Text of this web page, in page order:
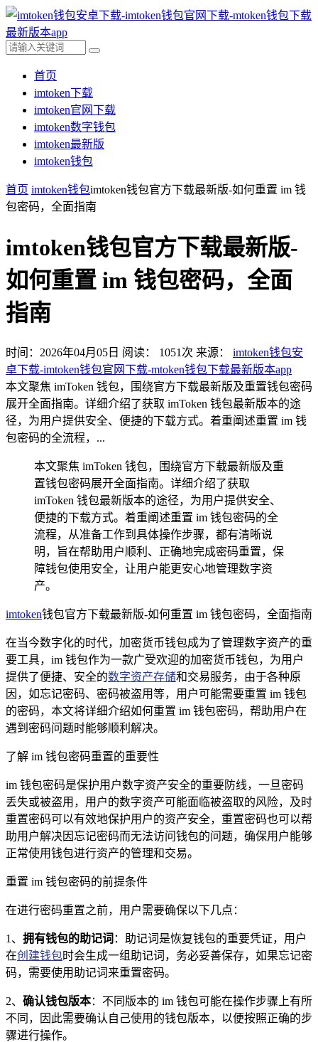
首页
imtoken下载
imtoken官网下载
imtoken数字钱包
imtoken最新版
imtoken钱包
首页 imtoken钱包imtoken钱包官方下载最新版-如何重置 im 钱
包密码，全面指南
imtoken钱包官方下载最新版-
如何重置 im 钱包密码，全面
指南
时间：2026年04月05日 阅读： 1051 次 来源： imtoken钱包安
卓下载-imtoken钱包官网下载-mtoken钱包下载最新版本app
本文聚焦 imToken 钱包，围绕官方下载最新版及重置钱包密码
展开全面指南。详细介绍了获取 imToken 钱包最新版本的途
径，为用户提供安全、便捷的下载方式。着重阐述重置 im 钱
包密码的全流程，...
本文聚焦 imToken 钱包，围绕官方下载最新版及重
置钱包密码展开全面指南。详细介绍了获取
imToken 钱包最新版本的途径，为用户提供安全、
便捷的下载方式。着重阐述重置 im 钱包密码的全
流程，从准备工作到具体操作步骤，都有清晰说
明，旨在帮助用户顺利、正确地完成密码重置，保
障钱包使用安全，让用户能更安心地管理数字资
产。
imtoken钱包官方下载最新版-如何重置 im 钱包密码，全面指南
在当今数字化的时代，加密货币钱包成为了管理数字资产的重
要工具，im 钱包作为一款广受欢迎的加密货币钱包，为用户
提供了便捷、安全的数字资产存储和交易服务，由于各种原
因，如忘记密码、密码被盗用等，用户可能需要重置 im 钱包
的密码，本文将详细介绍如何重置 im 钱包密码，帮助用户在
遇到密码问题时能够顺利解决。
了解 im 钱包密码重置的重要性
im 钱包密码是保护用户数字资产安全的重要防线，一旦密码
丢失或被盗用，用户的数字资产可能面临被盗取的风险，及时
重置密码可以有效地保护用户的资产安全，重置密码也可以帮
助用户解决因忘记密码而无法访问钱包的问题，确保用户能够
正常使用钱包进行资产的管理和交易。
重置 im 钱包密码的前提条件
在进行密码重置之前，用户需要确保以下几点：
1、 拥有钱包的助记词 ：助记词是恢复钱包的重要凭证，用户
在创建钱包时会生成一组助记词，务必妥善保存，如果忘记密
码，需要使用助记词来重置密码。
2、 确认钱包版本：不同版本的 im 钱包可能在操作步骤上有所
不同，因此需要确认自己使用的钱包版本，以便按照正确的步
骤进行操作。